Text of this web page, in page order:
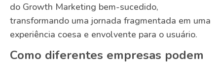
do Growth Marketing bem-sucedido,
transformando uma jornada fragmentada em uma
experiência coesa e envolvente para o usuário.
Como diferentes empresas podem